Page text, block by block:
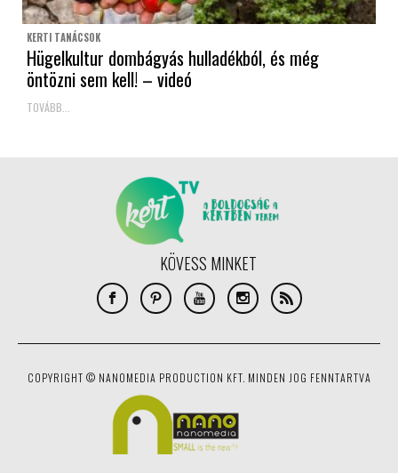
KERTI TANÁCSOK
Hügelkultur dombágyás hulladékból, és még
öntözni sem kell! – videó
TOVÁBB...
KÖVESS MINKET
COPYRIGHT © NANOMEDIA PRODUCTION KFT. MINDEN JOG FENNTARTVA